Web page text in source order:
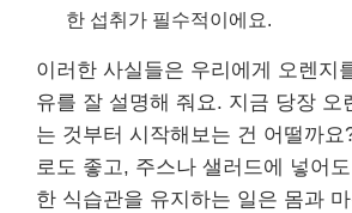
한 섭취가 필수적이에요.
이러한 사실들은 우리에게 오렌지
유를 잘 설명해 줘요. 지금 당장 오
는 것부터 시작해보는 건 어떨까요
로도 좋고, 주스나 샐러드에 넣어
한 식습관을 유지하는 일은 몸과